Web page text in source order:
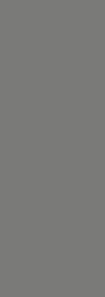
Ratai